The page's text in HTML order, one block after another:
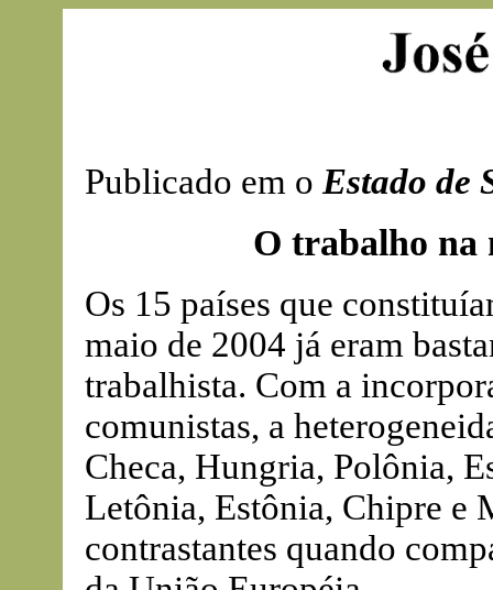
Publicado em o Estado de
O trabalho na
Os 15 países que
maio de 2004 já eram
trabalhista. Com a
comunistas, a
Checa, Hungria, Polônia,
Letônia, Estônia, Chipre e
contrastantes quando